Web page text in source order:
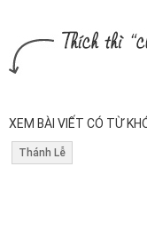
XEM BÀI VIẾT CÓ TỪ
Thánh Lễ